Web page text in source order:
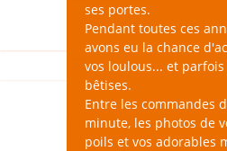
ses portes.
Pendant toutes ces
avons eu la chance
vos loulous... et
bêtises.
Entre les commandes
minute, les photos de
poils et vos adorables